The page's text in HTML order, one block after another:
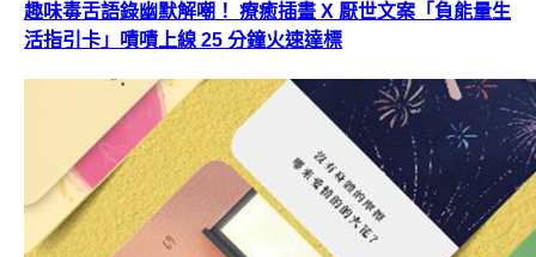
趣味毒舌語錄幽默解嘲！ 療癒插畫 X 厭世文案「負能量生
活指引卡」嘖嘖上線 25 分鐘火速達標